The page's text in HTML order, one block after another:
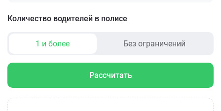
Количество водителей в полисе
1 и более Без ограничений
Рассчитать